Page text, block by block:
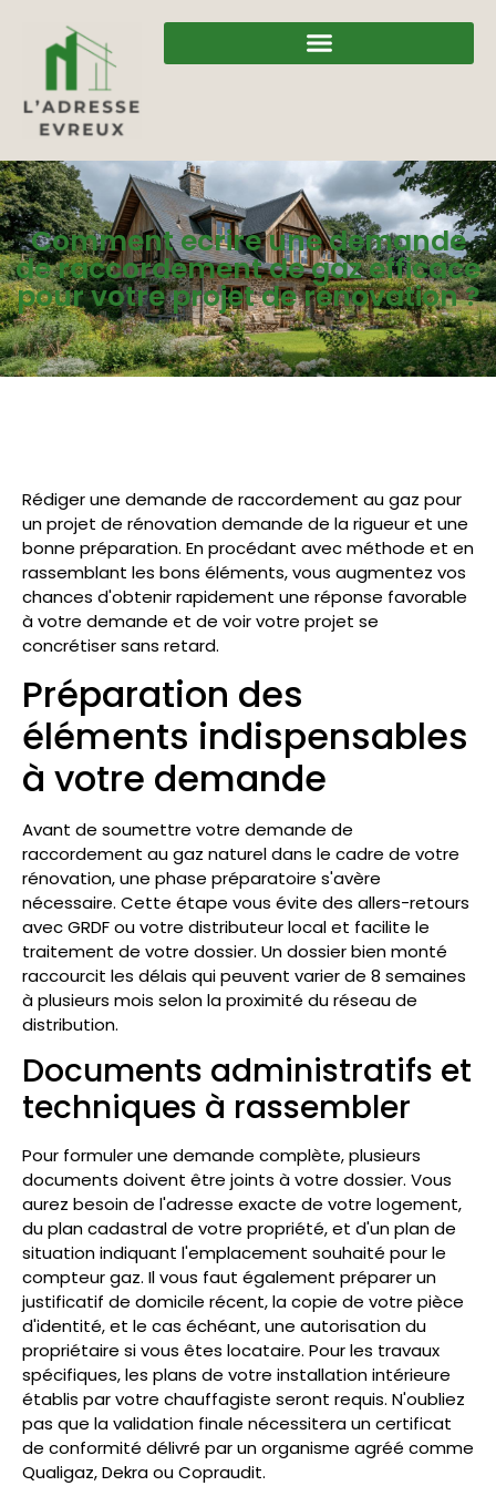
Comment ecrire une demande
de raccordement de gaz efficace
pour votre projet de renovation ?
Rédiger une demande de raccordement au gaz pour
un projet de rénovation demande de la rigueur et une
bonne préparation. En procédant avec méthode et en
rassemblant les bons éléments, vous augmentez vos
chances d'obtenir rapidement une réponse favorable
à votre demande et de voir votre projet se
concrétiser sans retard.
Préparation des
éléments indispensables
à votre demande
Avant de soumettre votre demande de
raccordement au gaz naturel dans le cadre de votre
rénovation, une phase préparatoire s'avère
nécessaire. Cette étape vous évite des allers-retours
avec GRDF ou votre distributeur local et facilite le
traitement de votre dossier. Un dossier bien monté
raccourcit les délais qui peuvent varier de 8 semaines
à plusieurs mois selon la proximité du réseau de
distribution.
Documents administratifs et
techniques à rassembler
Pour formuler une demande complète, plusieurs
documents doivent être joints à votre dossier. Vous
aurez besoin de l'adresse exacte de votre logement,
du plan cadastral de votre propriété, et d'un plan de
situation indiquant l'emplacement souhaité pour le
compteur gaz. Il vous faut également préparer un
justificatif de domicile récent, la copie de votre pièce
d'identité, et le cas échéant, une autorisation du
propriétaire si vous êtes locataire. Pour les travaux
spécifiques, les plans de votre installation intérieure
établis par votre chauffagiste seront requis. N'oubliez
pas que la validation finale nécessitera un certificat
de conformité délivré par un organisme agréé comme
Qualigaz, Dekra ou Copraudit.